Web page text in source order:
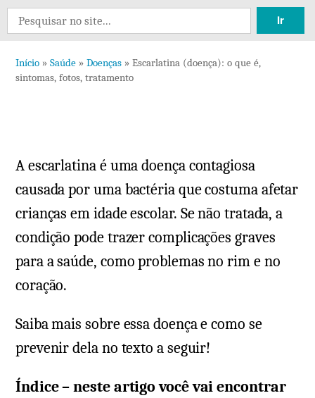
6
Escarlatina
sintomas,
fotos,
Search
for:
Início » Saúde » Doenças » Escarlatina (doença): o que é,
sintomas, fotos, tratamento
A escarlatina é uma doença contagiosa
causada por uma bactéria que costuma afetar
crianças em idade escolar. Se não tratada, a
condição pode trazer complicações graves
para a saúde, como problemas no rim e no
coração.
Saiba mais sobre essa doença e como se
prevenir dela no texto a seguir!
Índice – neste artigo você vai encontrar